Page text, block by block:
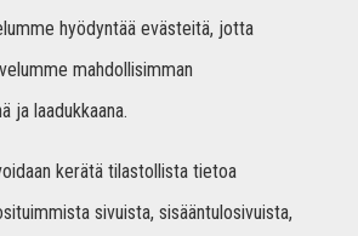
hyödyntää evästeitä, jotta
mahdollisimman
ja laadukkaana.
kerätä tilastollista tietoa
sivuista, sisääntulosivuista,